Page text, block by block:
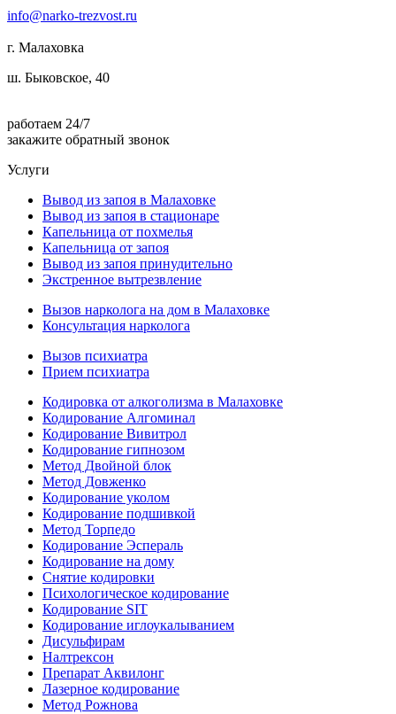
info@narko-trezvost.ru
г. Малаховка
ш. Быковское, 40
работаем 24/7
закажите обратный звонок
Услуги
Вывод из запоя в Малаховке
Вывод из запоя в стационаре
Капельница от похмелья
Капельница от запоя
Вывод из запоя принудительно
Экстренное вытрезвление
Вызов нарколога на дом в Малаховке
Консультация нарколога
Вызов психиатра
Прием психиатра
Кодировка от алкоголизма в Малаховке
Кодирование Алгоминал
Кодирование Вивитрол
Кодирование гипнозом
Метод Двойной блок
Метод Довженко
Кодирование уколом
Кодирование подшивкой
Метод Торпедо
Кодирование Эспераль
Кодирование на дому
Снятие кодировки
Психологическое кодирование
Кодирование SIT
Кодирование иглоукалыванием
Дисульфирам
Налтрексон
Препарат Аквилонг
Лазерное кодирование
Метод Рожнова